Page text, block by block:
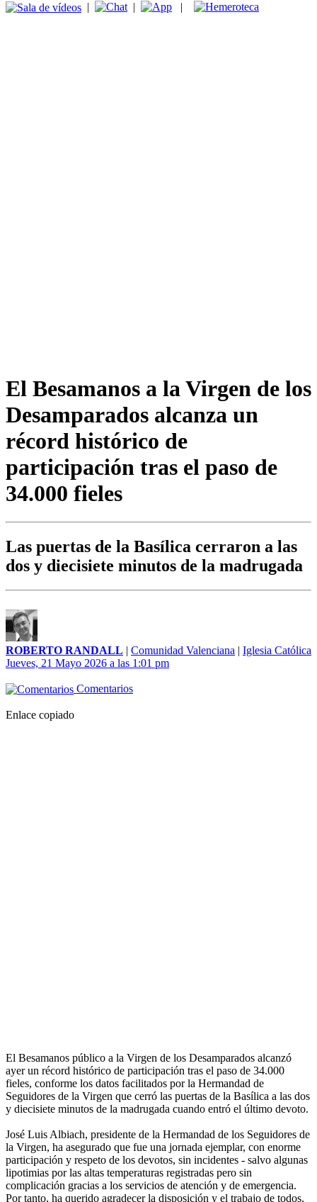
| | |
El Besamanos a la Virgen de los
Desamparados alcanza un
récord histórico de
participación tras el paso de
34.000 fieles
Las puertas de la Basílica cerraron a las
dos y diecisiete minutos de la madrugada
ROBERTO RANDALL | Comunidad Valenciana | Iglesia Católica
Jueves, 21 Mayo 2026 a las 1:01 pm
Comentarios
Enlace copiado
El Besamanos público a la Virgen de los Desamparados alcanzó
ayer un récord histórico de participación tras el paso de 34.000
fieles, conforme los datos facilitados por la Hermandad de
Seguidores de la Virgen que cerró las puertas de la Basílica a las dos
y diecisiete minutos de la madrugada cuando entró el último devoto.
José Luis Albiach, presidente de la Hermandad de los Seguidores de
la Virgen, ha asegurado que fue una jornada ejemplar, con enorme
participación y respeto de los devotos, sin incidentes - salvo algunas
lipotimias por las altas temperaturas registradas pero sin
complicación gracias a los servicios de atención y de emergencia.
Por tanto, ha querido agradecer la disposición y el trabajo de todos,